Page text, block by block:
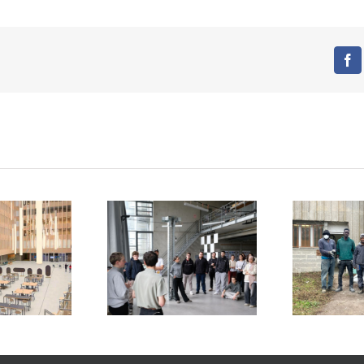
du réemploi :
x ENSA Paris-
Est
Restos du Cœur x
Tricycle : un chantier
solidaire et engagé
En